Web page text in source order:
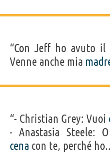
“Con Jeff ho avuto il
Venne anche mia
“- Christian Grey: Vuoi
- Anastasia Steele:
cena con te, perché